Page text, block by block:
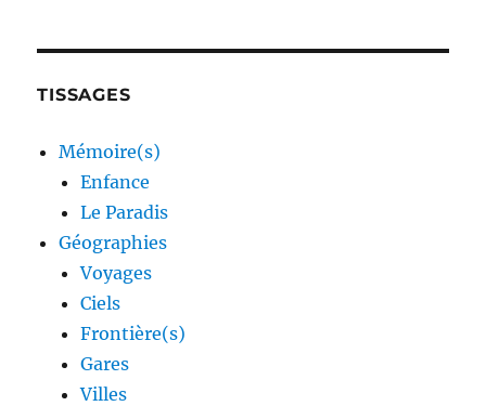
TISSAGES
Mémoire(s)
Enfance
Le Paradis
Géographies
Voyages
Ciels
Frontière(s)
Gares
Villes